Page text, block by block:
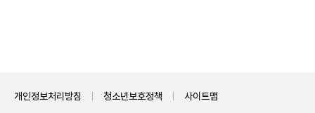
개인정보처리방침 청소년보호정책 사이트맵